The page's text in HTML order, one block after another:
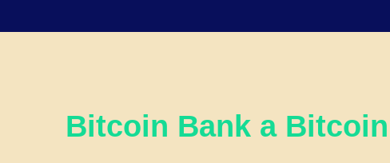
Bitcoin Bank a